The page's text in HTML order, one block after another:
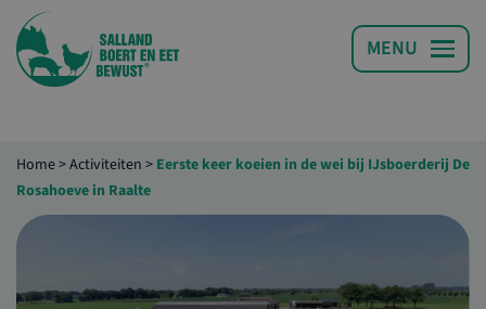
Home>Activiteiten > Eerste keer koeien in de wei bij IJsboerderij De
Rosahoeve in Raalte